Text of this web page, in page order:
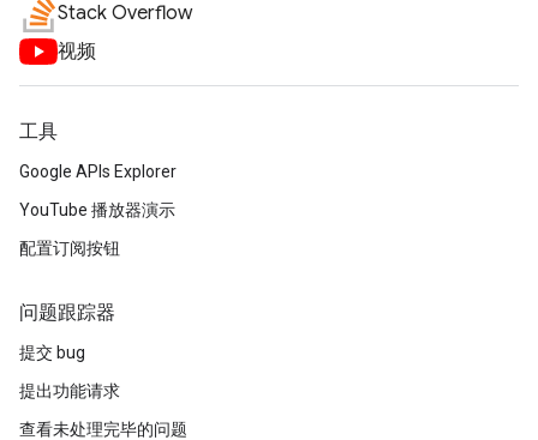
Stack Overflow
视频
工具
Google APIs Explorer
YouTube 播放器演示
配置订阅按钮
问题跟踪器
提交 bug
提出功能请求
查看未处理完毕的问题